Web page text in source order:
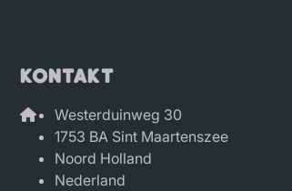
Kontakt
Westerduinweg 30
1753 BA Sint Maartenszee
Noord Holland
Nederland